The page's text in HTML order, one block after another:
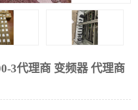
3代理商 变频器 代理商